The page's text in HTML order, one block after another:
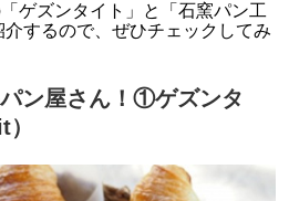
ゲズンタイト」と「石窯パン工
するので、ぜひチェックしてみ
ン屋さん！①ゲズンタ